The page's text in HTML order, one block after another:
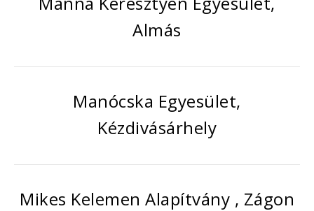
Almás
Manócska Egyesület,
Kézdivásárhely
Mikes Kelemen Alapítvány , Zágon